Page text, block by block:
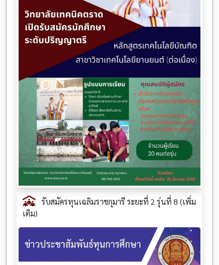
รับสมัครทุนเฉลิมราชกุมารี ระยะที่ 2 รุ่นที่ 8 (เพิ่ม
เติม)